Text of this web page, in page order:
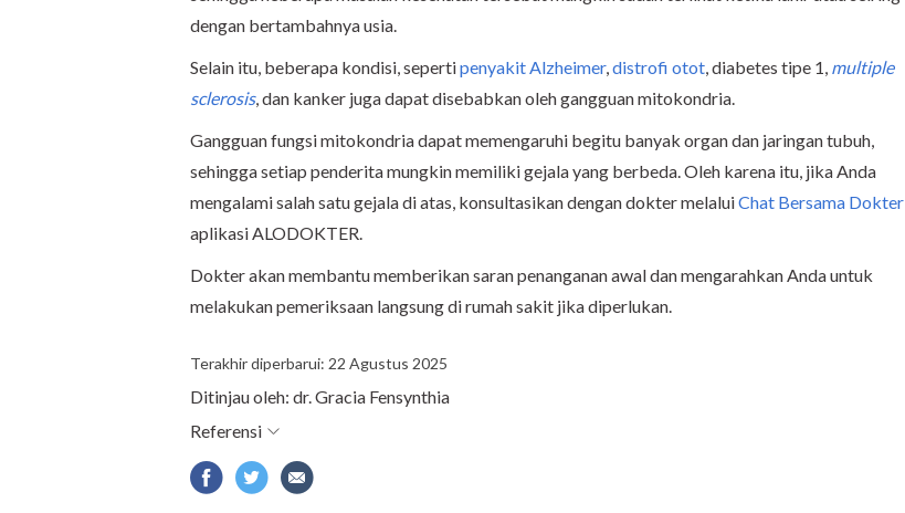
dengan bertambahnya usia.
Selain itu, beberapa kondisi, sepertipenyakit Alzheimer,distrofi otot, diabetes tipe 1, multiple
sclerosis, dan kanker juga dapat disebabkan oleh gangguan mitokondria.
Gangguan fungsi mitokondria dapat memengaruhi begitu banyak organ dan jaringan tubuh,
sehingga setiap penderita mungkin memiliki gejala yang berbeda. Oleh karena itu, jika Anda
mengalami salah satu gejala di atas, konsultasikan dengan dokter melaluiChat Bersama Dokter
aplikasi ALODOKTER.
Dokter akan membantu memberikan saran penanganan awal dan mengarahkan Anda untuk
melakukan pemeriksaan langsung di rumah sakit jika diperlukan.
Terakhir diperbarui: 22 Agustus 2025